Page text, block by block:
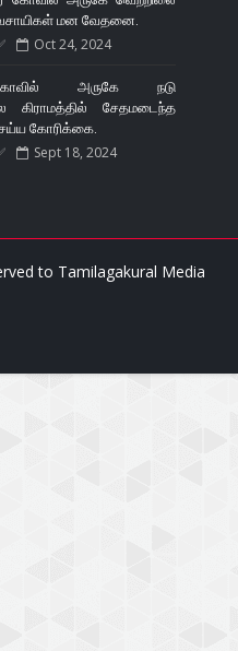
மன வேதனை.
Oct 24, 2024
அருகே நடு
சேதமடைந்த
கோரிக்கை.
Sept 18, 2024
to Tamilagakural Media